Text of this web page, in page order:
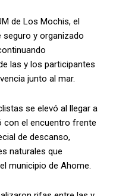
de Los Mochis, el
y organizado
las y los participantes
junto al mar.
se elevó al llegar a
con el encuentro frente
de descanso,
naturales que
municipio de Ahome.